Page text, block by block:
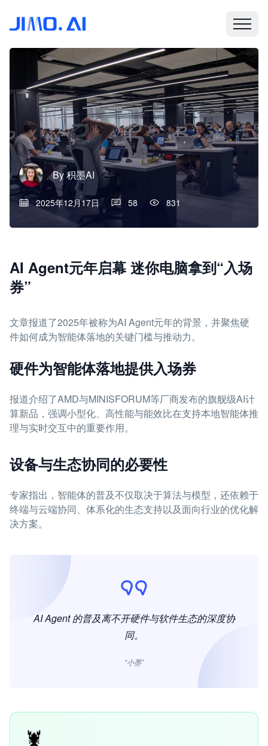
By积墨AI
2025年12月17日 58 831
AI Agent元年启幕 迷你电脑拿到“入场
券”
文章报道了2025年被称为AI Agent元年的背景，并聚焦硬
件如何成为智能体落地的关键门槛与推动力。
硬件为智能体落地提供入场券
报道介绍了AMD与MINISFORUM等厂商发布的旗舰级AI计
算新品，强调小型化、高性能与能效比在支持本地智能体推
理与实时交互中的重要作用。
设备与生态协同的必要性
专家指出，智能体的普及不仅取决于算法与模型，还依赖于
终端与云端协同、体系化的生态支持以及面向行业的优化解
决方案。
AI Agent 的普及离不开硬件与软件生态的深度协
同。
“小墨”
🦞